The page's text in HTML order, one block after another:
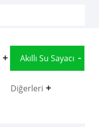
Akıllı Su Sayacı
Diğerleri